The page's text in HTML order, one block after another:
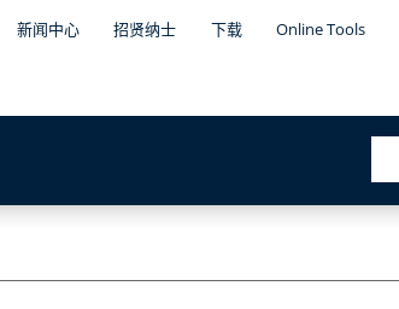
新闻中心 招贤纳士 下载 Online Tools